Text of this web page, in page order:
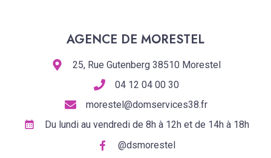
AGENCE DE MORESTEL
25, Rue Gutenberg 38510 Morestel
04 12 04 00 30
morestel@domservices38.fr
Du lundi au vendredi de 8h à 12h et de 14h à 18h
@dsmorestel